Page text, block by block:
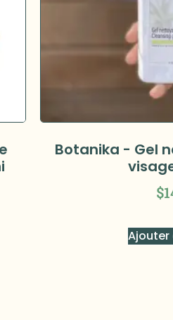
Botanika - Gel
$
Ajouter